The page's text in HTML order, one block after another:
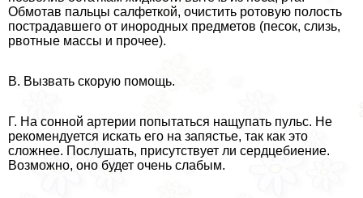
Обмотав пальцы салфеткой, очистить ротовую полость
пострадавшего от инородных предметов (песок, слизь,
рвотные массы и прочее).
В. Вызвать скорую помощь.
Г. На сонной артерии попытаться нащупать пульс. Не
рекомендуется искать его на запястье, так как это
сложнее. Послушать, присутствует ли сердцебиение.
Возможно, оно будет очень слабым.